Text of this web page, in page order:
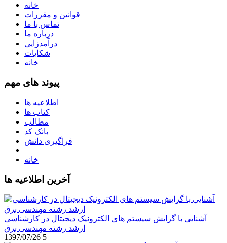
خانه
قوانین و مقررات
تماس با ما
درباره ما
درآمدزایی
شکایات
خانه
پیوند های مهم
اطلاعیه ها
کتاب ها
مطالب
بانک کد
فراگیری دانش
خانه
آخرین اطلاعیه ها
آشنایی با گرایش سیستم های الکترونیک دیجیتال در کارشناسی
ارشد رشته مهندسی برق
1397/07/26 5